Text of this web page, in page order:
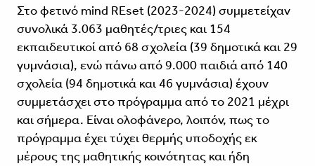
Στο φετινό mind REset (2023-2024) συμμετείχαν
συνολικά 3.063 μαθητές/τριες και 154
εκπαιδευτικοί από 68 σχολεία (39 δημοτικά και 29
γυμνάσια), ενώ πάνω από 9.000 παιδιά από 140
σχολεία (94 δημοτικά και 46 γυμνάσια) έχουν
συμμετάσχει στο πρόγραμμα από το 2021 μέχρι
και σήμερα. Είναι ολοφάνερο, λοιπόν, πως το
πρόγραμμα έχει τύχει θερμής υποδοχής εκ
μέρους της μαθητικής κοινότητας και ήδη